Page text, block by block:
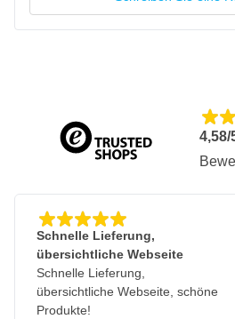
Geeignet für Schleif- und
Arbeitet mit 125 mm
Entwickelt für den professionellen
Praktisch einsetzbar an
4,58/
Schnelle Lieferung,
übersichtliche Webseite
Schnelle Lieferung,
übersichtliche Webseite, schöne
Produkte!